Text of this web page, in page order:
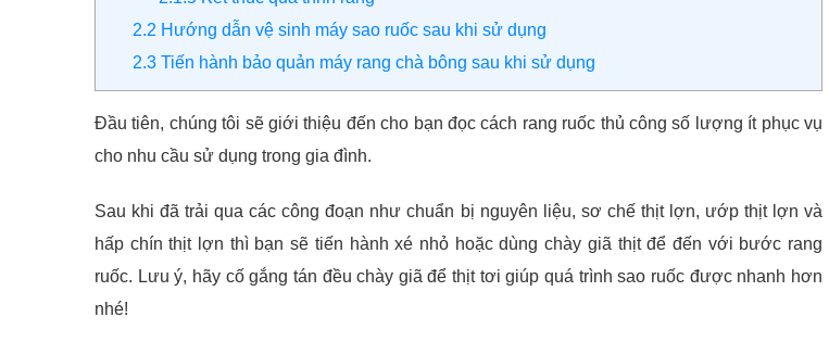
2.2 Hướng dẫn vệ sinh máy sao ruốc sau khi sử dụng
2.3 Tiến hành bảo quản máy rang chà bông sau khi sử dụng
Đầu tiên, chúng tôi sẽ giới thiệu đến cho bạn đọc cách rang ruốc thủ công số lượng ít phục vụ
cho nhu cầu sử dụng trong gia đình.
Sau khi đã trải qua các công đoạn như chuẩn bị nguyên liệu, sơ chế thịt lợn, ướp thịt lợn và
hấp chín thịt lợn thì bạn sẽ tiến hành xé nhỏ hoặc dùng chày giã thịt để đến với bước rang
ruốc. Lưu ý, hãy cố gắng tán đều chày giã để thịt tơi giúp quá trình sao ruốc được nhanh hơn
nhé!